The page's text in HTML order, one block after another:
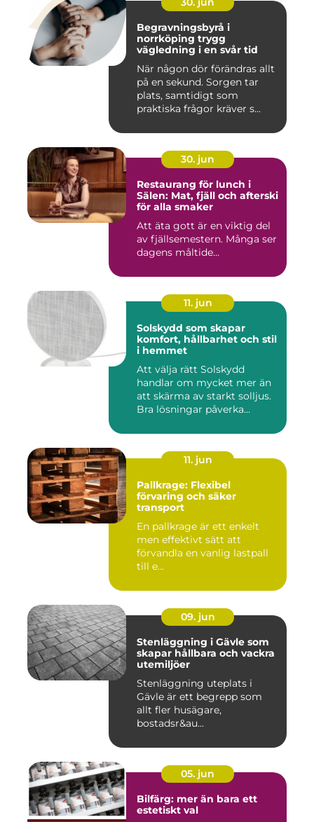
Begravningsbyrå i
norrköping trygg
vägledning i en svår tid
När någon dör förändras allt
på en sekund. Sorgen tar
plats, samtidigt som
praktiska frågor kräver s...
30. jun
Restaurang för lunch i
Sälen: Mat, fjäll och afterski
för alla smaker
Att äta gott är en viktig del
av fjällsemestern. Många ser
dagens måltide...
11. jun
Solskydd som skapar
komfort, hållbarhet och stil
i hemmet
Att välja rätt Solskydd
handlar om mycket mer än
att skärma av starkt solljus.
Bra lösningar påverka...
11. jun
Pallkrage: Flexibel
förvaring och säker
transport
En pallkrage är ett enkelt
men effektivt sätt att
förvandla en vanlig lastpall
till e...
09. jun
Stenläggning i Gävle som
skapar hållbara och vackra
utemiljöer
Stenläggning uteplats i
Gävle är ett begrepp som
allt fler husägare,
bostadsr&au...
05. jun
Bilfärg: mer än bara ett
estetiskt val